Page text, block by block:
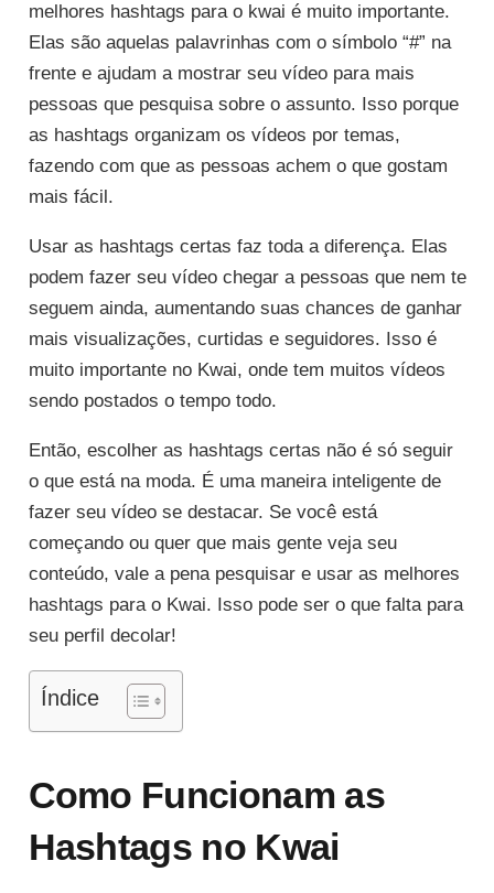
melhores hashtags para o kwai é muito importante.
Elas são aquelas palavrinhas com o símbolo “#” na
frente e ajudam a mostrar seu vídeo para mais
pessoas que pesquisa sobre o assunto. Isso porque
as hashtags organizam os vídeos por temas,
fazendo com que as pessoas achem o que gostam
mais fácil.
Usar as hashtags certas faz toda a diferença. Elas
podem fazer seu vídeo chegar a pessoas que nem te
seguem ainda, aumentando suas chances de ganhar
mais visualizações, curtidas e seguidores. Isso é
muito importante no Kwai, onde tem muitos vídeos
sendo postados o tempo todo.
Então, escolher as hashtags certas não é só seguir
o que está na moda. É uma maneira inteligente de
fazer seu vídeo se destacar. Se você está
começando ou quer que mais gente veja seu
conteúdo, vale a pena pesquisar e usar as melhores
hashtags para o Kwai. Isso pode ser o que falta para
seu perfil decolar!
Índice
Como Funcionam as
Hashtags no Kwai